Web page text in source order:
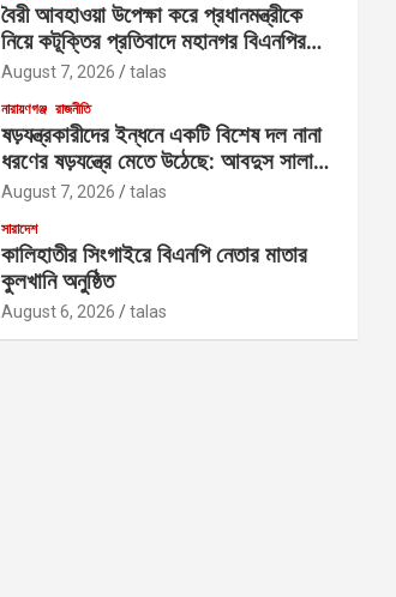
বৈরী আবহাওয়া উপেক্ষা করে প্রধানমন্ত্রীকে
নিয়ে কটূক্তির প্রতিবাদে মহানগর বিএনপির
বিক্ষোভ
August 7, 2026 talas
নারায়ণগঞ্জ রাজনীতি
ষড়যন্ত্রকারীদের ইন্ধনে একটি বিশেষ দল নানা
ধরণের ষড়যন্ত্রে মেতে উঠেছে: আবদুস সালাম
আজাদ
August 7, 2026 talas
সারাদেশ
কালিহাতীর সিংগাইরে বিএনপি নেতার মাতার
কুলখানি অনুষ্ঠিত
August 6, 2026 talas